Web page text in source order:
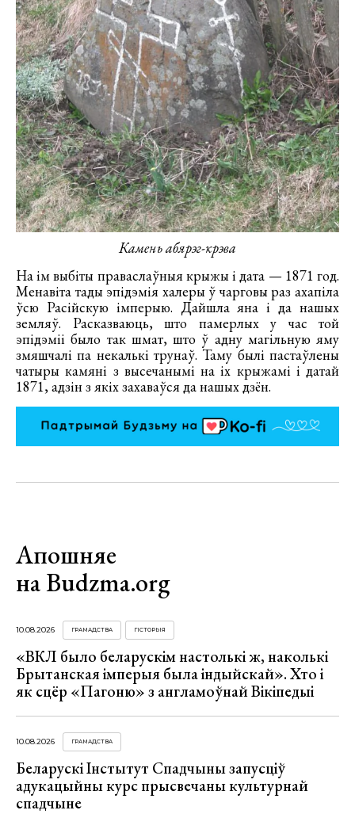
Камень абярэг-крэва
На ім выбіты праваслаўныя крыжы і дата — 1871 год.
Менавіта тады эпідэмія халеры ў чарговы раз ахапіла
ўсю Расійскую імперыю. Дайшла яна і да нашых
земляў. Расказваюць, што памерлых у час той
эпідэміі было так шмат, што ў адну магільную яму
змяшчалі па некалькі трунаў. Таму былі пастаўлены
чатыры камяні з высечанымі на іх крыжамі і датай
1871, адзін з якіх захаваўся да нашых дзён.
Апошняе
на Budzma.org
10.08.2026 ГРАМАДСТВА ГІСТОРЫЯ
«ВКЛ было беларускім настолькі ж, наколькі
Брытанская імперыя была індыйскай». Хто і
як сцёр «Пагоню» з англамоўнай Вікіпедыі
10.08.2026 ГРАМАДСТВА
Беларускі Інстытут Спадчыны запусціў
адукацыйны курс прысвечаны культурнай
спадчыне